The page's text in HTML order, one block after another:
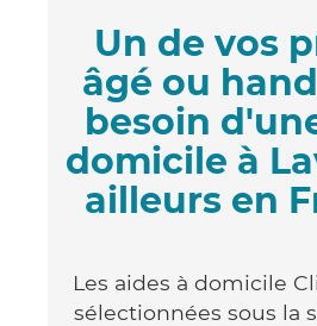
Un de vos
âgé ou
besoin
domicile à
ailleurs en
Les aides à domicile
sélectionnées sous la